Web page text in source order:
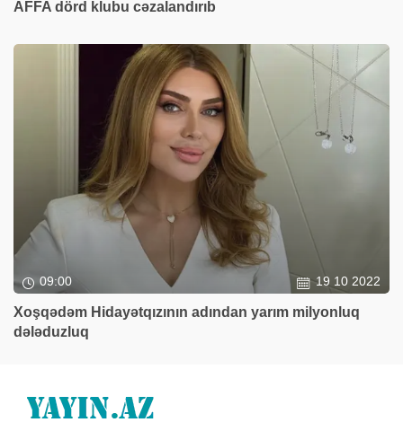
AFFA dörd klubu cəzalandırıb
09:00 19 10 2022
Xoşqədəm Hidayətqızının adından yarım milyonluq
dələduzluq